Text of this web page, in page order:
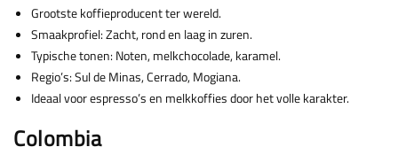
Grootste koffieproducent ter wereld.
Smaakprofiel: Zacht, rond en laag in zuren.
Typische tonen: Noten, melkchocolade, karamel.
Regio’s: Sul de Minas, Cerrado, Mogiana.
Ideaal voor espresso’s en melkkoffies door het volle karakter.
Colombia